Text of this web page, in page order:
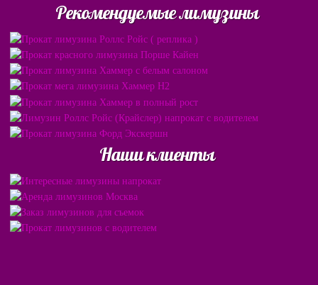
Рекомендуемые лимузины
Наши клиенты